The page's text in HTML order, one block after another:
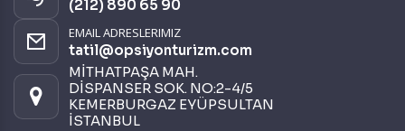
(212) 890 65 90
EMAIL ADRESLERIMIZ
tatil@opsiyonturizm.com
MİTHATPAŞA MAH.
DİSPANSER SOK. NO:2-4/5
KEMERBURGAZ EYÜPSULTAN
İSTANBUL